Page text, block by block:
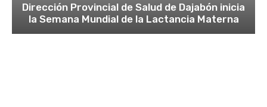
Dirección Provincial de Salud de Dajabón inicia
la Semana Mundial de la Lactancia Materna